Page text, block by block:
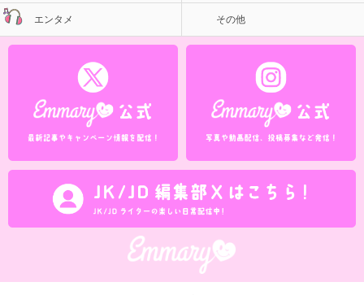
エンタメ その他